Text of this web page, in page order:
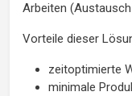
Arbeiten
Vorteile dieser
zeitoptimierte
minimale